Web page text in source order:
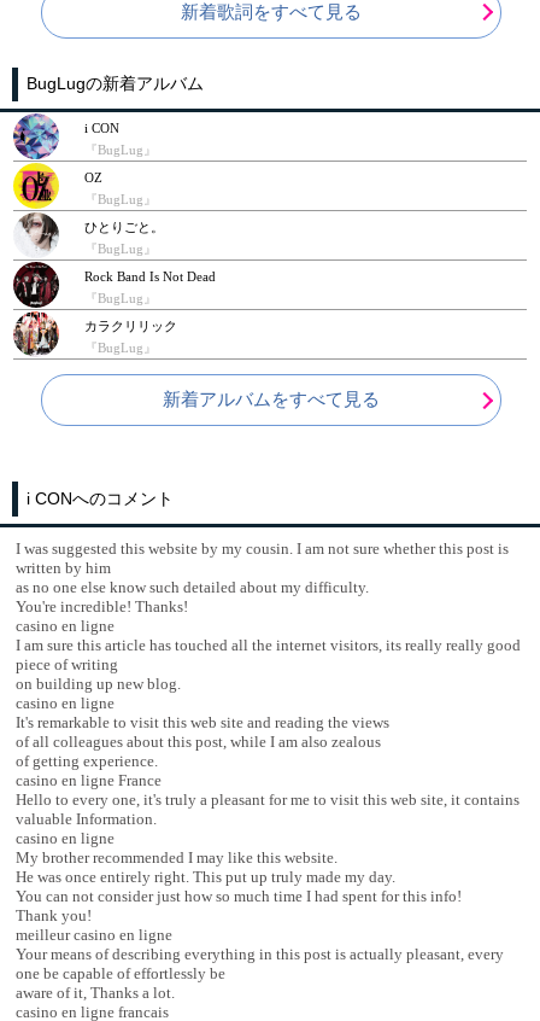
新着歌詞をすべて見る
BugLugの新着アルバム
i CON
『BugLug』
OZ
『BugLug』
ひとりごと。
『BugLug』
Rock Band Is Not Dead
『BugLug』
カラクリリック
『BugLug』
新着アルバムをすべて見る
i CONへのコメント
I was suggested this website by my cousin. I am not sure whether this post is
written by him
as no one else know such detailed about my difficulty.
You're incredible! Thanks!
casino en ligne
I am sure this article has touched all the internet visitors, its really really good
piece of writing
on building up new blog.
casino en ligne
It's remarkable to visit this web site and reading the views
of all colleagues about this post, while I am also zealous
of getting experience.
casino en ligne France
Hello to every one, it's truly a pleasant for me to visit this web site, it contains
valuable Information.
casino en ligne
My brother recommended I may like this website.
He was once entirely right. This put up truly made my day.
You can not consider just how so much time I had spent for this info!
Thank you!
meilleur casino en ligne
Your means of describing everything in this post is actually pleasant, every
one be capable of effortlessly be
aware of it, Thanks a lot.
casino en ligne francais